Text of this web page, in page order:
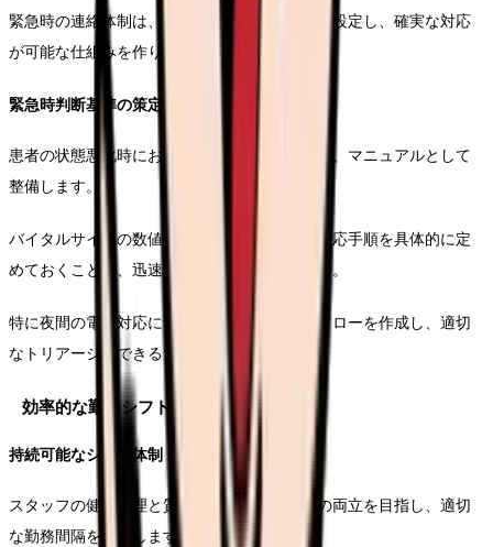
緊急時の連絡体制は、主担当と副担当を明確に設定し、確実な対応
が可能な仕組みを作ります。
緊急時判断基準の策定
患者の状態悪化時における判断基準を明確化し、マニュアルとして
整備します。
バイタルサインの数値や症状の程度に応じた対応手順を具体的に定
めておくことで、迅速な判断が可能となります。
特に夜間の電話対応については、詳細な問診フローを作成し、適切
なトリアージができるようにします。
効率的な勤務シフトの設計
持続可能なシフト体制
スタッフの健康管理と質の高い医療サービスの両立を目指し、適切
な勤務間隔を確保します。